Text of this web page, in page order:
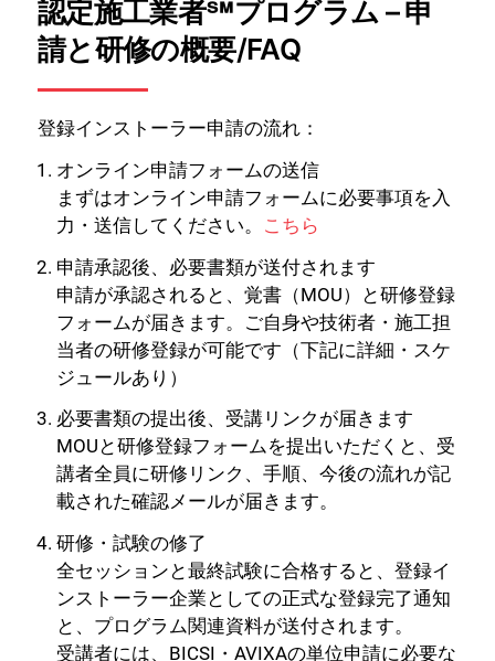
認定施工業者℠プログラム – 申
請と研修の概要/FAQ
登録インストーラー申請の流れ：
オンライン申請フォームの送信
まずはオンライン申請フォームに必要事項を入
力・送信してください。 こちら
申請承認後、必要書類が送付されます
申請が承認されると、覚書（MOU）と研修登録
フォームが届きます。ご自身や技術者・施工担
当者の研修登録が可能です（下記に詳細・スケ
ジュールあり）
必要書類の提出後、受講リンクが届きます
MOUと研修登録フォームを提出いただくと、受
講者全員に研修リンク、手順、今後の流れが記
載された確認メールが届きます。
研修・試験の修了
全セッションと最終試験に合格すると、登録イ
ンストーラー企業としての正式な登録完了通知
と、プログラム関連資料が送付されます。
受講者には、BICSI・AVIXAの単位申請に必要な